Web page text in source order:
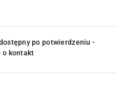
po potwierdzeniu -
o kontakt